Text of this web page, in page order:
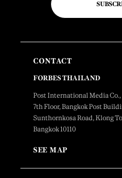
CONTACT
FORBES THAILAND
Post International Media
7th Floor, Bangkok Post
Sunthornkosa Road, Klong
Bangkok 10110
SEE MAP